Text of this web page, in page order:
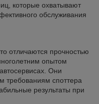
которые охватывают
обслуживания
отличаются прочностью
опытом
Они
требованиям споттера
результаты при